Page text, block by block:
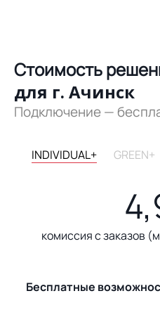
Стоимость
для г. Ачинск
Подключение —
INDIVIDUAL+ GREEN+
комиссия с заказов
Бесплатные